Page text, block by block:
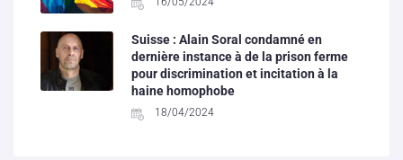
Suisse : Alain Soral condamné en
dernière instance à de la prison ferme
pour discrimination et incitation à la
haine homophobe
18/04/2024